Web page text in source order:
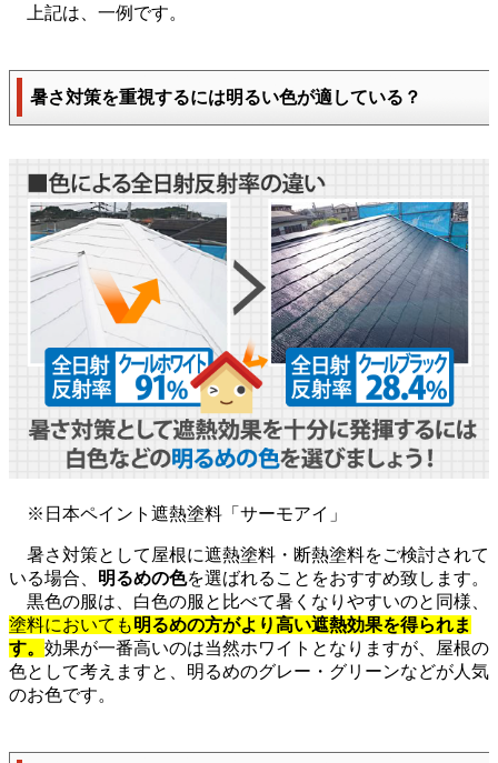
上記は、一例です。
暑さ対策を重視するには明るい色が適している？
※日本ペイント遮熱塗料「サーモアイ」
暑さ対策として屋根に遮熱塗料・断熱塗料をご検討されて
いる場合、 明るめの色を選ばれることをおすすめ致します。
黒色の服は、白色の服と比べて暑くなりやすいのと同様、
塗料においても明るめの方がより高い遮熱効果を得られま
す。 効果が一番高いのは当然ホワイトとなりますが、屋根の
色として考えますと、明るめのグレー・グリーンなどが人気
のお色です。